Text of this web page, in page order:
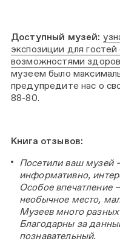
Доступный музей:
экспозиции для
возможностями
музеем было
предупредите нас о
88-80.
Книга отзывов:
Посетили ваш музей
информативно,
Особое впечатление
необычное место,
Музеев много
Благодарны за
познавательный.